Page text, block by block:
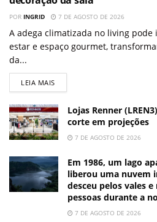
POR INGRID 7 DE AGOSTO DE 2026
A adega climatizada no living
estar e espaço gourmet,
da...
LEIA MAIS
Lojas Renner
corte em projeções
7 DE AGOSTO DE 2026
Em 1986, um lago
liberou uma nuvem
desceu pelos vales
pessoas durante a
7 DE AGOSTO DE 2026